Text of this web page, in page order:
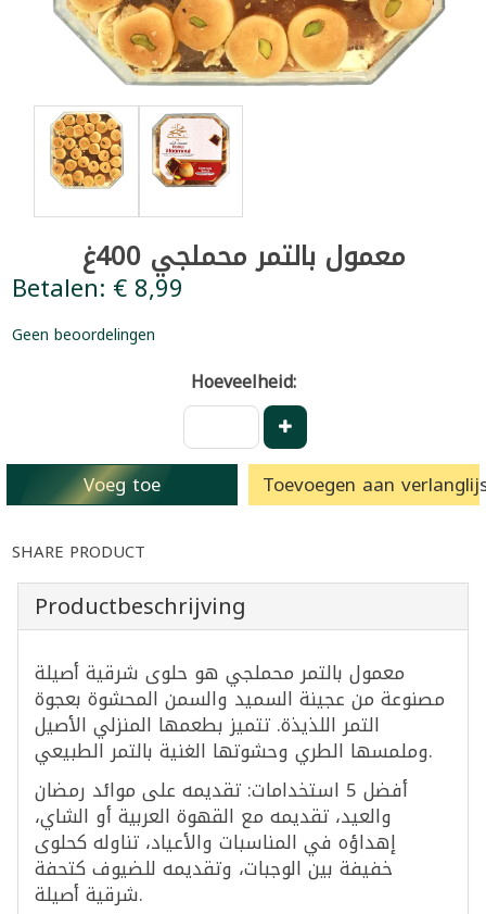
معمول بالتمر محملجي 400غ
Betalen: € 8,99
Geen beoordelingen
Hoeveelheid:
Voeg toe Toevoegen aan
SHARE PRODUCT
Productbeschrijving
معمول بالتمر محملجي هو حلوى شرقية أصيلة
مصنوعة من عجينة السميد والسمن المحشوة بعجوة
التمر اللذيذة. تتميز بطعمها المنزلي الأصيل
وملمسها الطري وحشوتها الغنية بالتمر الطبيعي.
أفضل 5 استخدامات: تقديمه على موائد رمضان
والعيد، تقديمه مع القهوة العربية أو الشاي،
إهداؤه في المناسبات والأعياد، تناوله كحلوى
خفيفة بين الوجبات، وتقديمه للضيوف كتحفة
شرقية أصيلة.